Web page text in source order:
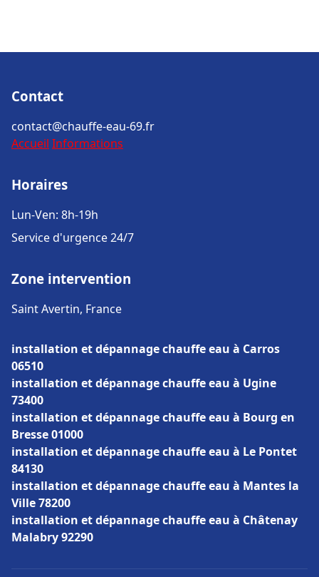
Contact
contact@chauffe-eau-69.fr
Accueil Informations
Horaires
Lun-Ven: 8h-19h
Service d'urgence 24/7
Zone intervention
Saint Avertin, France
installation et dépannage chauffe eau à Carros
06510
installation et dépannage chauffe eau à Ugine
73400
installation et dépannage chauffe eau à Bourg en
Bresse 01000
installation et dépannage chauffe eau à Le Pontet
84130
installation et dépannage chauffe eau à Mantes la
Ville 78200
installation et dépannage chauffe eau à Châtenay
Malabry 92290